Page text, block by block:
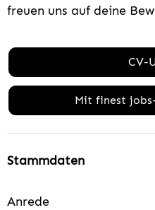
freuen uns auf deine
CV-
Mit finest
Stammdaten
Anrede